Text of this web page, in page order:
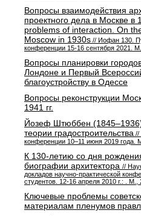
Вопросы взаимодействия
проектного дела в Москве
problems of interaction. On
Moscow in 1930s // Иофан 130.
конференции 15-16 сентября 2021.
Вопросы планировки
Лондоне и Первый
благоустройству в Одессе
Вопросы реконструкции
1941 гг.
Йозеф Штюббен
теории градостроительства //
конференции 10–11 июня 2019 года.
К 130-летию со дня
биографии архитектора //
докладов научно-практической
студентов. 12-16 апреля 2010 г.: . М.,
Ключевые проблемы
материалам пленумов